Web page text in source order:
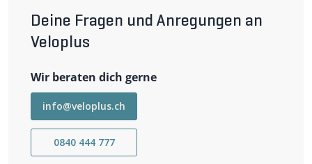
Deine Fragen und Anregungen an
Veloplus
Wir beraten dich gerne
info@veloplus.ch
0840 444 777